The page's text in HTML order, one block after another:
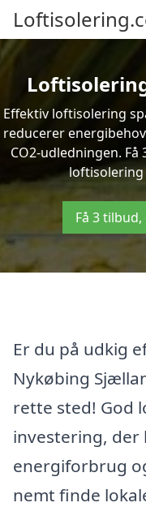
Effektiv loftisolering
reducerer
CO2-udledningen.
loftisolering
Få 3
Er du på udkig
Nykøbing
rette sted! God
investering, der
energiforbrug
nemt finde